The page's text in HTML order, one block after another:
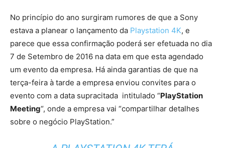
No princípio do ano surgiram rumores de que a Sony
estava a planear o lançamento da Playstation 4K, e
parece que essa confirmação poderá ser efetuada no dia
7 de Setembro de 2016 na data em que esta agendado
um evento da empresa. Há ainda garantias de que na
terça-feira à tarde a empresa enviou convites para o
evento com a data supracitada intitulado “PlayStation
Meeting“, onde a empresa vai “compartilhar detalhes
sobre o negócio PlayStation.”